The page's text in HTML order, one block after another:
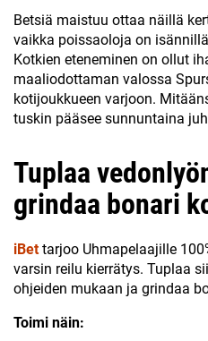
Betsiä maistuu ottaa näillä
vaikka poissaoloja on
Kotkien eteneminen on ollut
maaliodottaman valossa
kotijoukkueen varjoon.
tuskin pääsee sunnuntaina
Tuplaa
grindaa bonari
iBettarjoo Uhmapelaajille
varsin reilu kierrätys. Tuplaa
ohjeiden mukaan ja grindaa
Toimi näin: